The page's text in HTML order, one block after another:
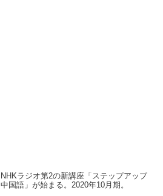
NHKラジオ第2の新講座「ステップアップ
中国語」が始まる。2020年10月期。